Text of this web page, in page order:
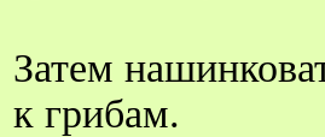
Затем
к грибам.